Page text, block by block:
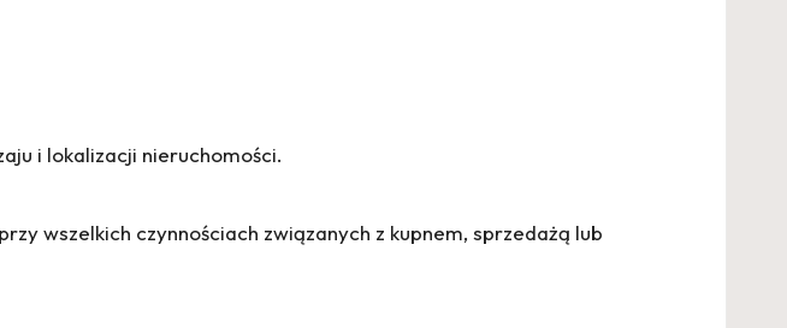
i lokalizacji nieruchomości.
wszelkich czynnościach związanych z kupnem, sprzedażą lub